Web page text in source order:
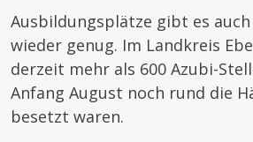
Ausbildungsplätze gibt es
wieder genug. Im Landkreis
derzeit mehr als 600 Azubi-
Anfang August noch rund die
besetzt waren.